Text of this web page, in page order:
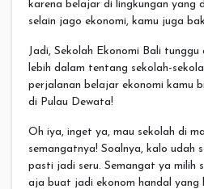
karena belajar di lingkungan yang
selain jago ekonomi, kamu juga
Jadi, Sekolah Ekonomi Bali
lebih dalam tentang sekolah-
perjalanan belajar ekonomi kamu
di Pulau Dewata!
Oh iya, inget ya, mau sekolah di
semangatnya! Soalnya, kalo udah
pasti jadi seru. Semangat ya milih
aja buat jadi ekonom handal yang